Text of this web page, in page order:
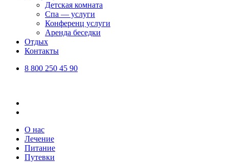
Детская комната
Спа — услуги
Конференц услуги
Аренда беседки
Отдых
Контакты
8 800 250 45 90
О нас
Лечение
Питание
Путевки